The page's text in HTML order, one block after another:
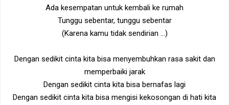
Ada kesempatan untuk kembali ke rumah
Tunggu sebentar, tunggu sebentar
(Karena kamu tidak sendirian ...)
Dengan sedikit cinta kita bisa menyembuhkan rasa sakit dan
memperbaiki jarak
Dengan sedikit cinta kita bisa bernafas lagi
Dengan sedikit cinta kita bisa mengisi kekosongan di hati kita